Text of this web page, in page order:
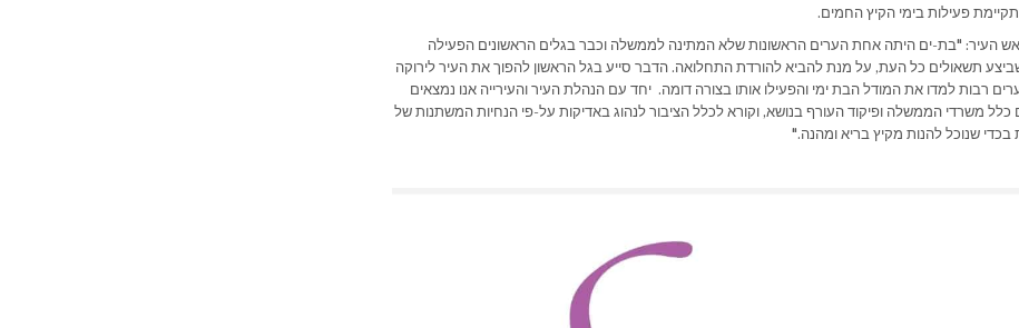
פעילות בימי הקיץ החמים.
העיר: "בת-ים היתה אחת הערים הראשונות שלא המתינה לממשלה וכבר בגלים הראשונים הפעילה
תשאולים כל העת, על מנת להביא להורדת התחלואה. הדבר סייע בגל הראשון להפוך את העיר לירוקה
רבות למדו את המודל הבת ימי והפעילו אותו בצורה דומה. יחד עם הנהלת העיר והעירייה אנו נמצאים
משרדי הממשלה ופיקוד העורף בנושא, וקורא לכלל הציבור לנהוג באדיקות על-פי הנחיות המשתנות של
שנוכל להנות מקיץ בריא ומהנה."